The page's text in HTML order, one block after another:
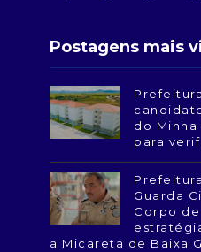
Postagens mais
do Minha
para
Guarda
Corpo
a Micareta de Baixa